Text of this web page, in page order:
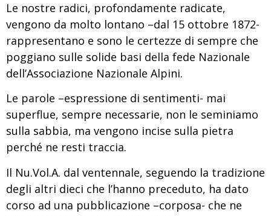
Le nostre radici, profondamente radicate,
vengono da molto lontano –dal 15 ottobre 1872-
rappresentano e sono le certezze di sempre che
poggiano sulle solide basi della fede Nazionale
dell’Associazione Nazionale Alpini.
Le parole –espressione di sentimenti- mai
superflue, sempre necessarie, non le seminiamo
sulla sabbia, ma vengono incise sulla pietra
perché ne resti traccia.
Il Nu.Vol.A. dal ventennale, seguendo la tradizione
degli altri dieci che l’hanno preceduto, ha dato
corso ad una pubblicazione –corposa- che ne